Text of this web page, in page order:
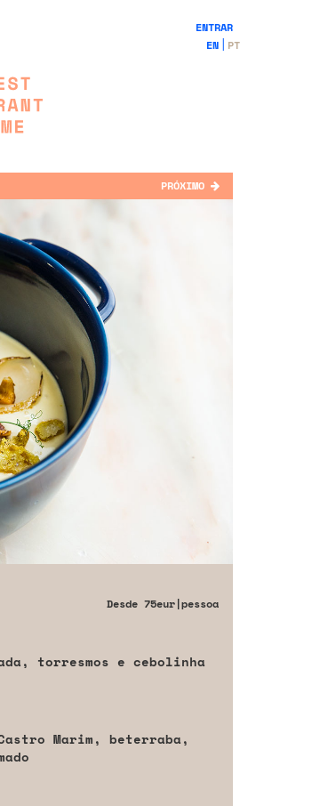
ENTRAR
EN
PT
PRÓXIMO
Desde 75eur|pessoa
torresmos e cebolinha
Marim, beterraba,